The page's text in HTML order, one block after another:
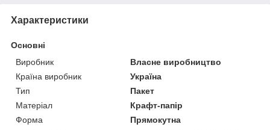
Характеристики
Основні
Виробник
Власне виробництво
Країна виробник
Україна
Тип
Пакет
Матеріал
Крафт-папір
Форма
Прямокутна